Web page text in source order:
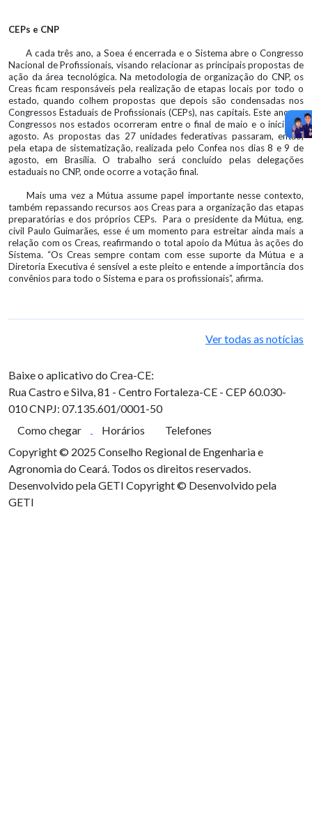
CEPs e CNP
A cada três ano, a Soea é encerrada e o Sistema abre o Congresso
Nacional de Profissionais, visando relacionar as principais propostas de
ação da área tecnológica. Na metodologia de organização do CNP, os
Creas ficam responsáveis pela realização de etapas locais por todo o
estado, quando colhem propostas que depois são condensadas nos
Congressos Estaduais de Profissionais (CEPs), nas capitais. Este ano, os
Congressos nos estados ocorreram entre o final de maio e o início de
agosto. As propostas das 27 unidades federativas passaram, então,
pela etapa de sistematização, realizada pelo Confea nos dias 8 e 9 de
agosto, em Brasília. O trabalho será concluído pelas delegações
estaduais no CNP, onde ocorre a votação final.
Mais uma vez a Mútua assume papel importante nesse contexto,
também repassando recursos aos Creas para a organização das etapas
preparatórias e dos próprios CEPs. Para o presidente da Mútua, eng.
civil Paulo Guimarães, esse é um momento para estreitar ainda mais a
relação com os Creas, reafirmando o total apoio da Mútua às ações do
Sistema. “Os Creas sempre contam com esse suporte da Mútua e a
Diretoria Executiva é sensível a este pleito e entende a importância dos
convênios para todo o Sistema e para os profissionais”, afirma.
Ver todas as notícias
Baixe o aplicativo do Crea-CE:
Rua Castro e Silva, 81 - Centro Fortaleza-CE - CEP 60.030-
010CNPJ: 07.135.601/0001-50
Como chegar
Horários
Telefones
Copyright © 2025 Conselho Regional de Engenharia e
Agronomia do Ceará. Todos os direitos reservados.
Desenvolvido pela GETI Copyright © Desenvolvido pela
GETI